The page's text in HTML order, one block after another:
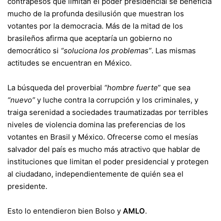
mucho de la profunda desilusión que muestran los
votantes por la democracia. Más de la mitad de los
brasileños afirma que aceptaría un gobierno no
democrático si “soluciona los problemas”. Las mismas
actitudes se encuentran en México.
La búsqueda del proverbial “hombre fuerte” que sea
“nuevo” y luche contra la corrupción y los criminales, y
traiga serenidad a sociedades traumatizadas por terribles
niveles de violencia domina las preferencias de los
votantes en Brasil y México. Ofrecerse como el mesías
salvador del país es mucho más atractivo que hablar de
instituciones que limitan el poder presidencial y protegen
al ciudadano, independientemente de quién sea el
presidente.
Esto lo entendieron bien Bolso y AMLO.